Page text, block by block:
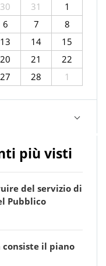
30 31
1
6 7
8
13 14
15
20 21
22
27 28 1
più visti
del servizio di
Pubblico
consiste il piano